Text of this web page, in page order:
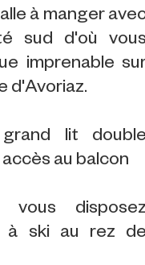
à manger
sud d'où
imprenable
d'Avoriaz.
lit
au balcon
vous
à ski au rez